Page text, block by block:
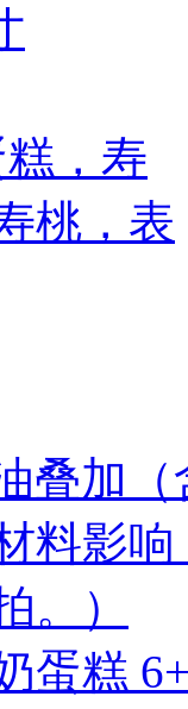
蛋糕